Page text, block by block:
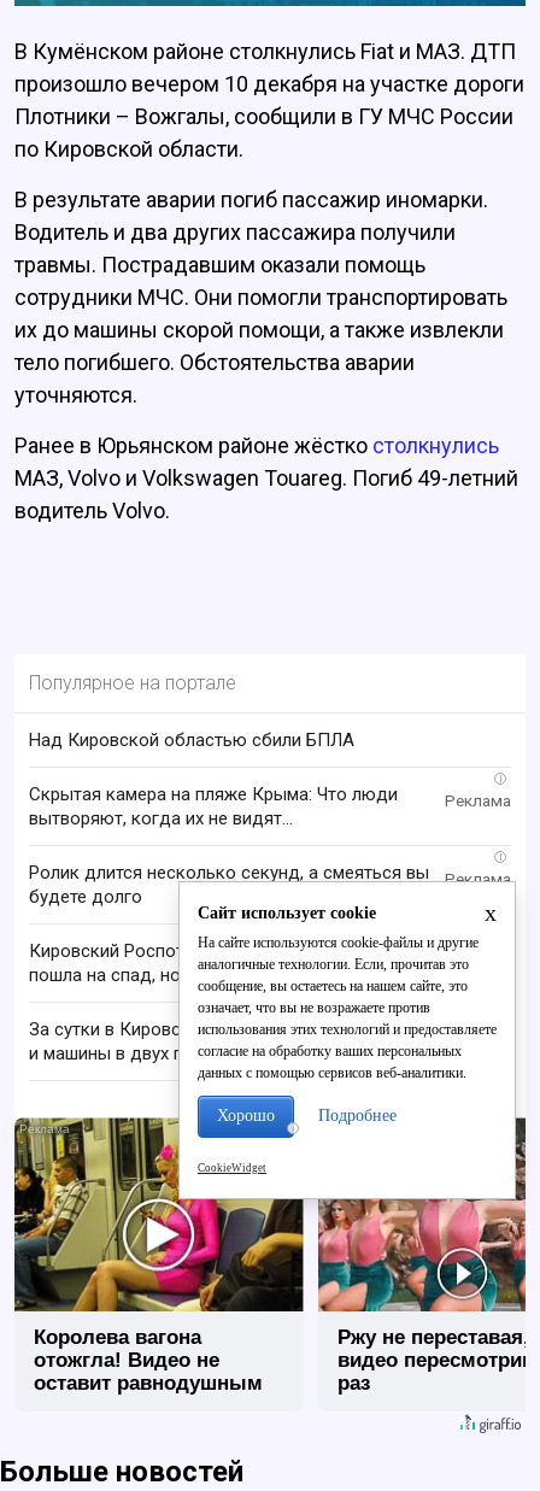
В Кумёнском районе столкнулись Fiat и МАЗ. ДТП
произошло вечером 10 декабря на участке дороги
Плотники – Вожгалы, сообщили в ГУ МЧС России
по Кировской области.
В результате аварии погиб пассажир иномарки.
Водитель и два других пассажира получили
травмы. Пострадавшим оказали помощь
сотрудники МЧС. Они помогли транспортировать
их до машины скорой помощи, а также извлекли
тело погибшего. Обстоятельства аварии
уточняются.
Ранее в Юрьянском районе жёстко столкнулись
МАЗ, Volvo и Volkswagen Touareg. Погиб 49-летний
водитель Volvo.
Популярное на портале
Над Кировской областью сбили БПЛА
i
Скрытая камера на пляже Крыма: Что люди
вытворяют, когда их не видят...
i
Ролик длится несколько секунд, а смеяться вы
будете долго
Кировский Роспотребнадзор: активность клещей
пошла на спад, но расслабляться рано
За сутки в Кировской области сгорели дом, бани
и машины в двух пожарах
i
Королева вагона
отожгла! Видео не
оставит равнодушным
Ржу не переставая,
видео
раз
Больше новостей
x
Сайт использует cookie
На сайте используются cookie-файлы и другие
аналогичные технологии. Если, прочитав это
сообщение, вы остаетесь на нашем сайте, это
означает, что вы не возражаете против
использования этих технологий и предоставляете
согласие на обработку ваших персональных
данных с помощью сервисов веб-аналитики.
Хорошо Подробнее
CookieWidget